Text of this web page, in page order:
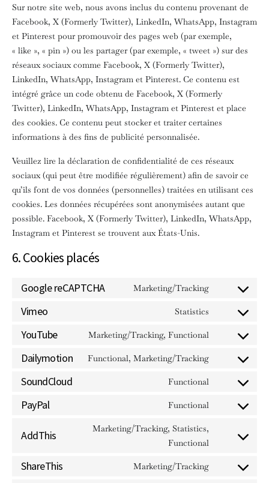
Sur notre site web, nous avons inclus du contenu provenant de
Facebook, X (Formerly Twitter), LinkedIn, WhatsApp, Instagram
et Pinterest pour promouvoir des pages web (par exemple,
« like », « pin ») ou les partager (par exemple, « tweet ») sur des
réseaux sociaux comme Facebook, X (Formerly Twitter),
LinkedIn, WhatsApp, Instagram et Pinterest. Ce contenu est
intégré grâce un code obtenu de Facebook, X (Formerly
Twitter), LinkedIn, WhatsApp, Instagram et Pinterest et place
des cookies. Ce contenu peut stocker et traiter certaines
informations à des fins de publicité personnalisée.
Veuillez lire la déclaration de confidentialité de ces réseaux
sociaux (qui peut être modifiée régulièrement) afin de savoir ce
qu’ils font de vos données (personnelles) traitées en utilisant ces
cookies. Les données récupérées sont anonymisées autant que
possible. Facebook, X (Formerly Twitter), LinkedIn, WhatsApp,
Instagram et Pinterest se trouvent aux États-Unis.
6. Cookies placés
Google reCAPTCHA Marketing/Tracking CONSENT TO
Vimeo Statistics CONSENT TO
YouTube Marketing/Tracking, Functional CONSENT TO
Dailymotion Functional, Marketing/Tracking CONSENT TO
SoundCloud Functional CONSENT TO
PayPal Functional CONSENT TO
AddThis
Marketing/Tracking, Statistics,
Functional
CONSENT TO
ShareThis Marketing/Tracking CONSENT TO